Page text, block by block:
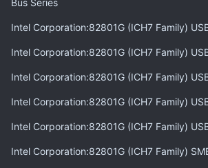
Bus Series
Intel Corporation:82801G (ICH7 Family)
Intel Corporation:82801G (ICH7 Family)
Intel Corporation:82801G (ICH7 Family)
Intel Corporation:82801G (ICH7 Family)
Intel Corporation:82801G (ICH7 Family)
Intel Corporation:82801G (ICH7 Family)